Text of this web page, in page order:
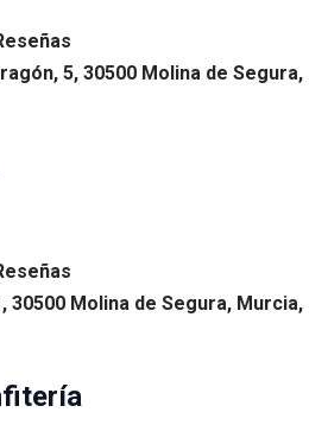
5, 30500 Molina de Segura,
30500 Molina de Segura, Murcia,